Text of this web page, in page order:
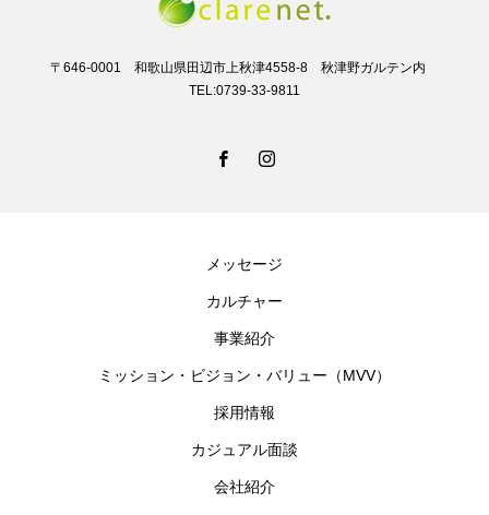
〒646-0001 和歌山県田辺市上秋津4558-8 秋津野ガルテン内
TEL:0739-33-9811
メッセージ
カルチャー
事業紹介
ミッション・ビジョン・バリュー（MVV）
採用情報
カジュアル面談
会社紹介